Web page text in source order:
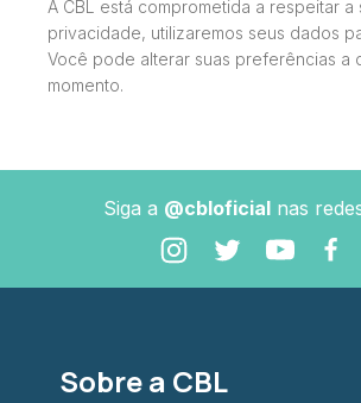
A CBL está comprometida a respeitar a
privacidade, utilizaremos seus dados
Você pode alterar suas preferências a
momento.
Siga a @cbloficialnas
Sobre a CBL